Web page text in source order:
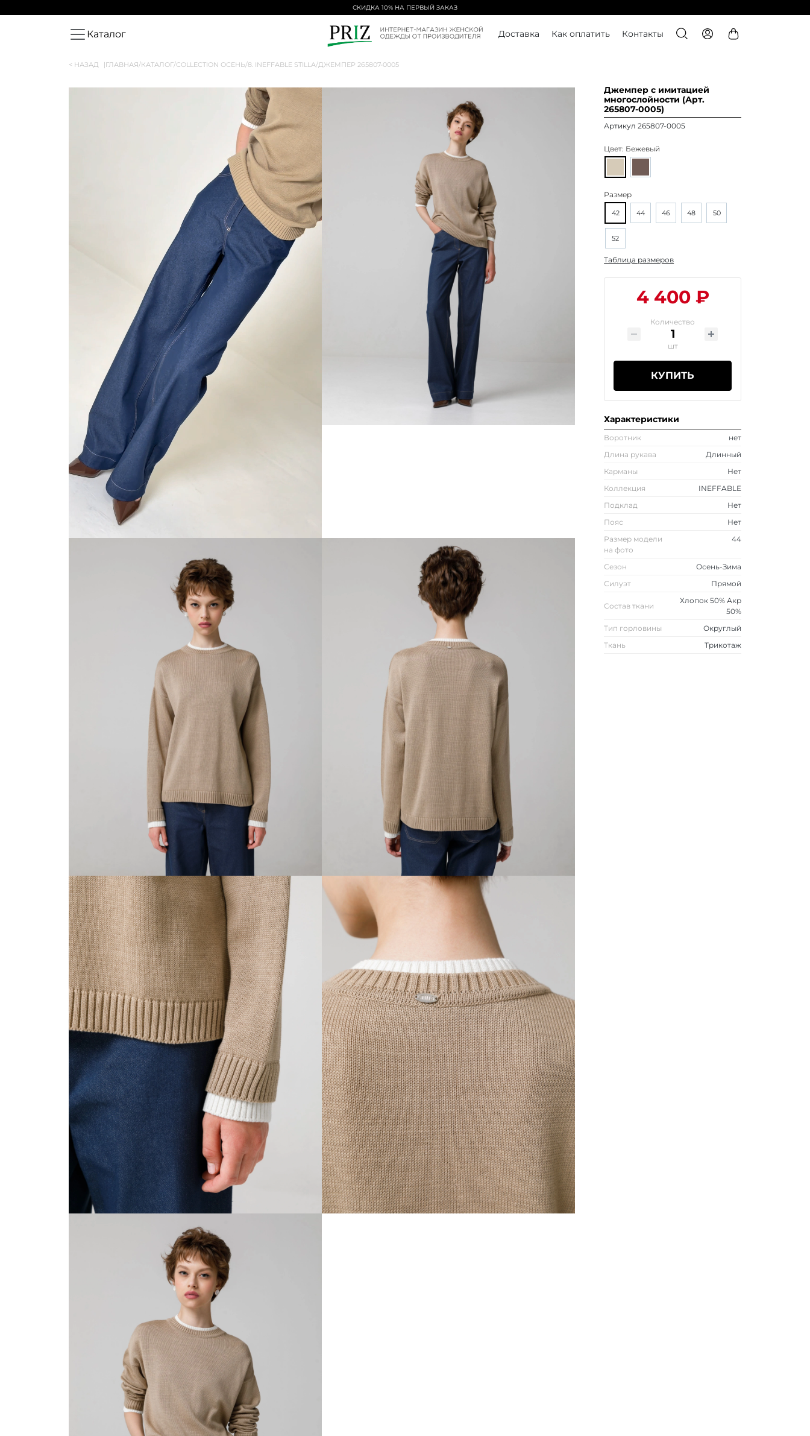
БЕСПЛАТНАЯ ДОСТАВКА ОТ 5000₽
Каталог Доставка Как оплатить Контакты
< НАЗАД |ГЛАВНАЯ/КАТАЛОГ/COLLECTION ОСЕНЬ/8. INEFFABLE STILLA/ДЖЕМПЕР 265807-0005
Джемпер с имитацией
многослойности (Арт.
265807-0005)
Артикул 265807-0005
Цвет: Бежевый
Размер
42 44 46 48 50
52
Таблица размеров
4 400 ₽
Количество
шт
КУПИТЬ
Характеристики
Воротник
нет
Длина рукава
Длинный
Карманы
Нет
Коллекция
INEFFABLE
Подклад
Нет
Пояс
Нет
Размер модели
на фото
44
Сезон
Осень-Зима
Силуэт
Прямой
Состав ткани
Хлопок 50% Акр
50%
Тип горловины
Округлый
Ткань
Трикотаж